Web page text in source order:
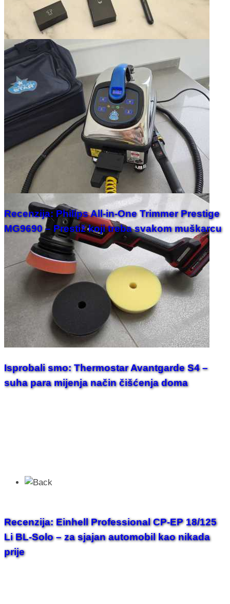
Recenzija: Philips All-in-One Trimmer Prestige
MG9690 – Prestiž koji treba svakom muškarcu
Isprobali smo: Thermostar Avantgarde S4 –
suha para mijenja način čišćenja doma
Recenzija: Einhell Professional CP-EP 18/125
Li BL-Solo – za sjajan automobil kao nikada
prije